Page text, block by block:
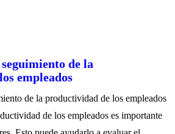
de la
empleados
de la productividad de los empleados
de los empleados es importante